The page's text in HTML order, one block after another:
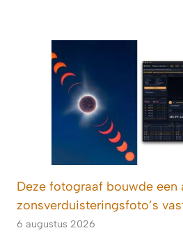
Deze fotograaf bouwde
zonsverduisteringsfoto’s
6 augustus 2026